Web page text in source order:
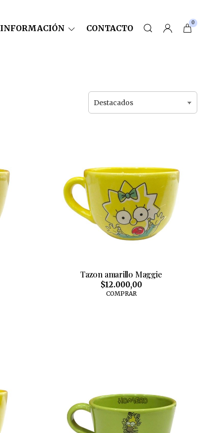
INFORMACIÓN CONTACTO
0
Tazon amarillo Maggie
$12.000,00
COMPRAR